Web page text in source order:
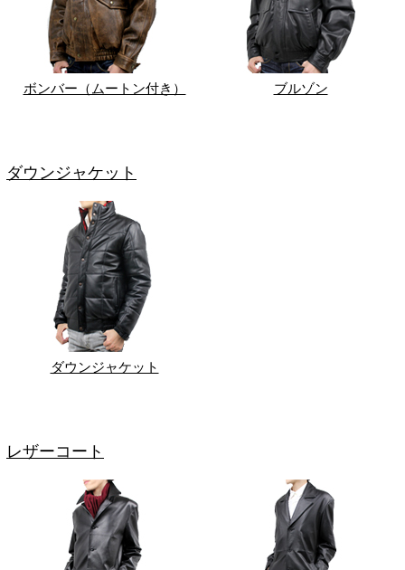
ボンバー（ムートン付き） ブルゾン
ダウンジャケット
ダウンジャケット
レザーコート